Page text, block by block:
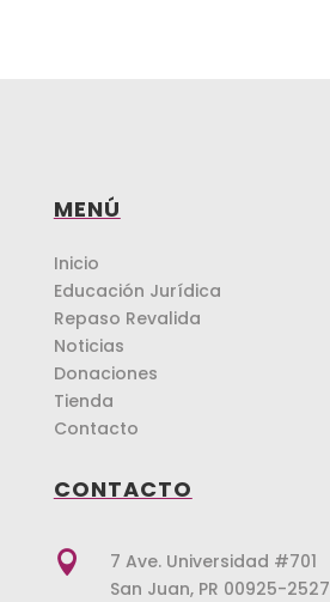
MENÚ
Inicio
Educación Jurídica
Repaso Revalida
Noticias
Donaciones
Tienda
Contacto
CONTACTO

7 Ave. Universidad #701
San Juan, PR 00925-2527